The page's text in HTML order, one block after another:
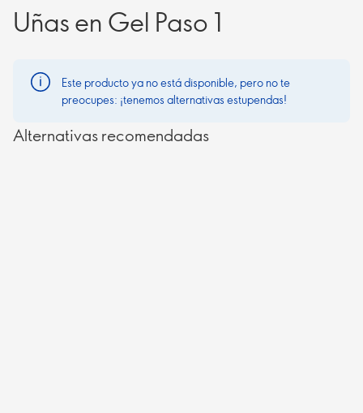
Uñas en Gel Paso 1
Este producto ya no está disponible, pero no te
preocupes: ¡tenemos alternativas estupendas!
Alternativas recomendadas